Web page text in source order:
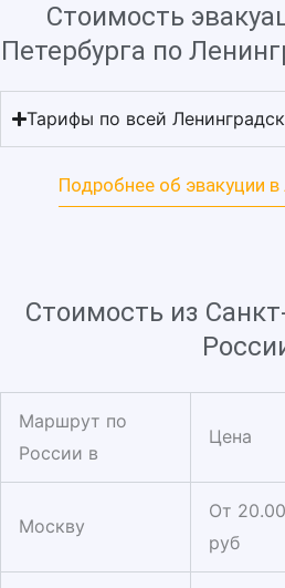
Стоимость
Петербурга по
Тарифы по всей
Подробнее об эвакуции
Стоимость из
Маршрут по
России в
Цена
Москву
От
руб